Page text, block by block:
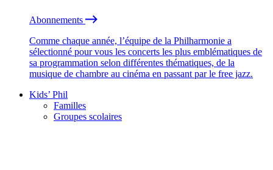
Abonnements
Comme chaque année, l’équipe de la Philharmonie a
sélectionné pour vous les concerts les plus emblématiques de
sa programmation selon différentes thématiques, de la
musique de chambre au cinéma en passant par le free jazz.
Kids’ Phil
Familles
Groupes scolaires